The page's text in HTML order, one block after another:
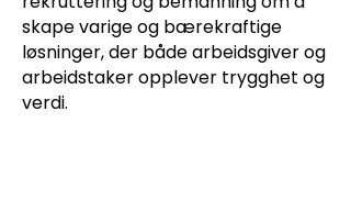
skape varige og bærekraftige
løsninger, der både arbeidsgiver og
arbeidstaker opplever trygghet og
verdi.